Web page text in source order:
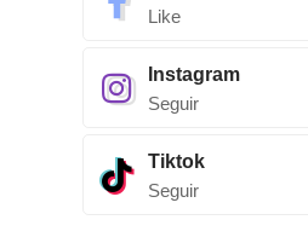
Like
Instagram
Seguir
Tiktok
Seguir